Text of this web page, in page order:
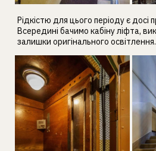
Рідкістю для цього періоду є
Всередині бачимо кабіну ліфта,
залишки оригінального освітлення.